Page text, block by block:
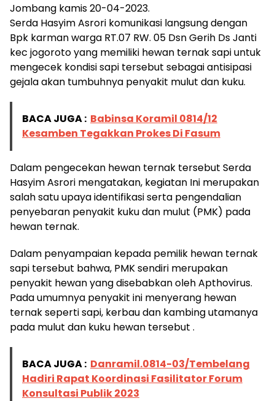
Jombang kamis 20-04-2023.
Serda Hasyim Asrori komunikasi langsung dengan
Bpk karman warga RT.07 RW. 05 Dsn Gerih Ds Janti
kec jogoroto yang memiliki hewan ternak sapi untuk
mengecek kondisi sapi tersebut sebagai antisipasi
gejala akan tumbuhnya penyakit mulut dan kuku.
BACA JUGA : Babinsa Koramil 0814/12
Kesamben Tegakkan Prokes Di Fasum
Dalam pengecekan hewan ternak tersebut Serda
Hasyim Asrori mengatakan, kegiatan Ini merupakan
salah satu upaya identifikasi serta pengendalian
penyebaran penyakit kuku dan mulut (PMK) pada
hewan ternak.
Dalam penyampaian kepada pemilik hewan ternak
sapi tersebut bahwa, PMK sendiri merupakan
penyakit hewan yang disebabkan oleh Apthovirus.
Pada umumnya penyakit ini menyerang hewan
ternak seperti sapi, kerbau dan kambing utamanya
pada mulut dan kuku hewan tersebut .
BACA JUGA : Danramil.0814-03/Tembelang
Hadiri Rapat Koordinasi Fasilitator Forum
Konsultasi Publik 2023